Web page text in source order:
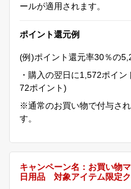
ールが適用されます。
ポイント還元例
(例)ポイント還元率30％の
・購入の翌日に1,572ポイ
72ポイント)
※通常のお買い物で付与さ
す。
キャンペーン名：お買い物
日用品 対象アイテム限定